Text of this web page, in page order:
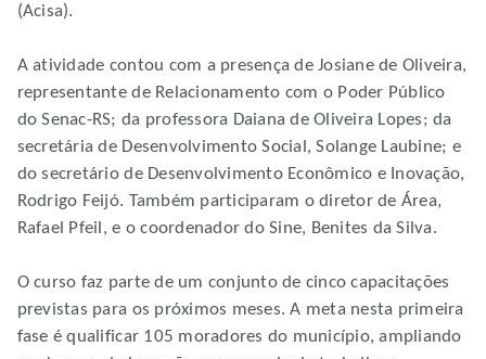
(Acisa).
A atividade contou com a presença de Josiane de Oliveira,
representante de Relacionamento com o Poder Público
do Senac-RS; da professora Daiana de Oliveira Lopes; da
secretária de Desenvolvimento Social, Solange Laubine; e
do secretário de Desenvolvimento Econômico e Inovação,
Rodrigo Feijó. Também participaram o diretor de Área,
Rafael Pfeil, e o coordenador do Sine, Benites da Silva.
O curso faz parte de um conjunto de cinco capacitações
previstas para os próximos meses. A meta nesta primeira
fase é qualificar 105 moradores do município, ampliando